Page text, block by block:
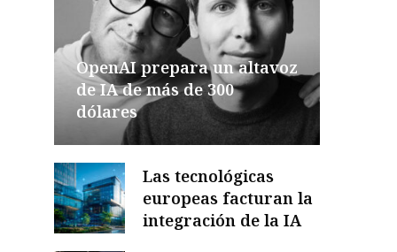
OpenAI prepara un altavoz
de IA de más de 300
dólares
Las tecnológicas
europeas facturan la
integración de la IA